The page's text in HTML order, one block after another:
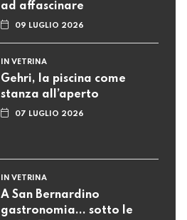
ad affascinare
09 LUGLIO 2026
IN VETRINA
Gehri, la piscina come
stanza all’aperto
07 LUGLIO 2026
IN VETRINA
A San Bernardino
gastronomia... sotto le